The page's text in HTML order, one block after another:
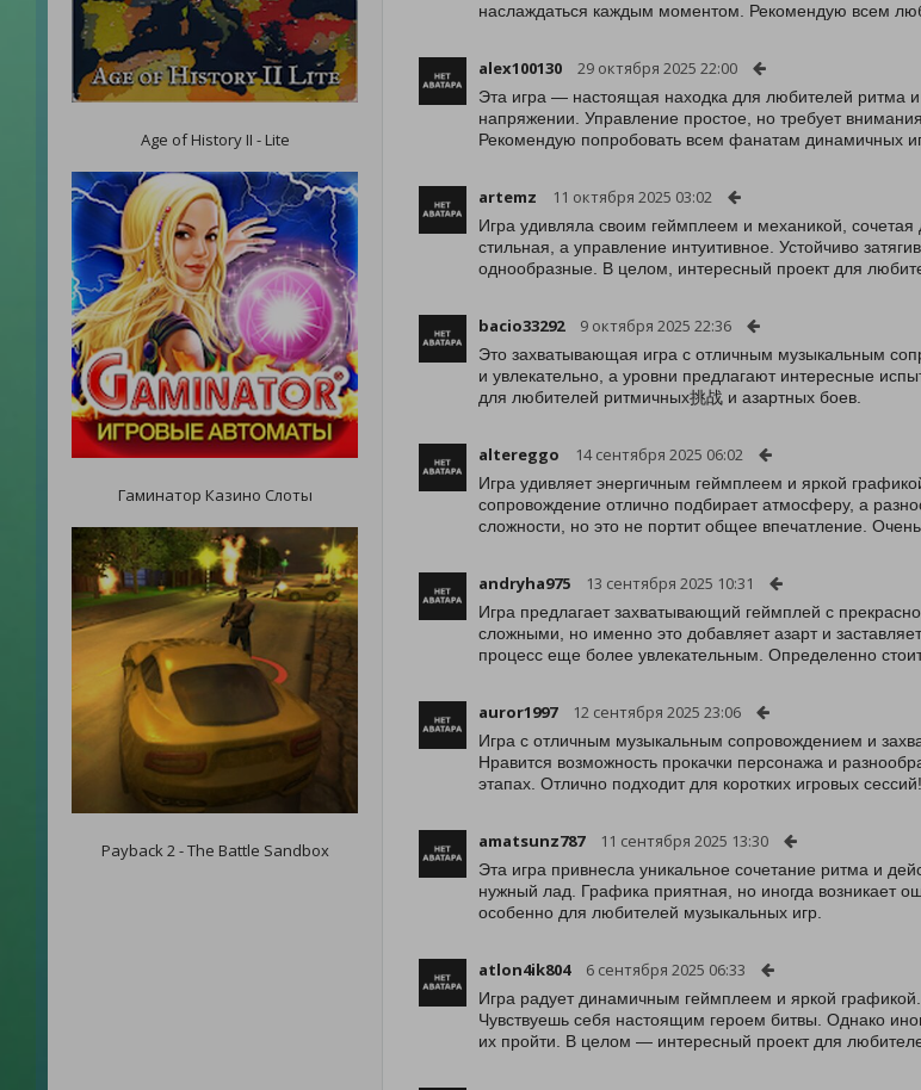
Age of History II - Lite
Гаминатор Казино Слоты
Payback 2 - The Battle Sandbox
наслаждаться каждым моментом. Рекомендую всем
alex100130 29 октября 2025 22:00
Эта игра — настоящая находка для любителей ритма
напряжении. Управление простое, но требует
Рекомендую попробовать всем фанатам динамичных
artemz 11 октября 2025 03:02
Игра удивляла своим геймплеем и механикой,
стильная, а управление интуитивное. Устойчиво
однообразные. В целом, интересный проект для
bacio33292 9 октября 2025 22:36
Это захватывающая игра с отличным музыкальным
и увлекательно, а уровни предлагают интересные
для любителей ритмичных挑战 и азартных боев.
altereggo 14 сентября 2025 06:02
Игра удивляет энергичным геймплеем и яркой
сопровождение отлично подбирает атмосферу, а
сложности, но это не портит общее впечатление.
andryha975 13 сентября 2025 10:31
Игра предлагает захватывающий геймплей с
сложными, но именно это добавляет азарт и
процесс еще более увлекательным. Определенно
auror1997 12 сентября 2025 23:06
Игра с отличным музыкальным сопровождением и
Нравится возможность прокачки персонажа и
этапах. Отлично подходит для коротких игровых сессий!
amatsunz787 11 сентября 2025 13:30
Эта игра привнесла уникальное сочетание ритма и
нужный лад. Графика приятная, но иногда возникает
особенно для любителей музыкальных игр.
atlon4ik804 6 сентября 2025 06:33
Игра радует динамичным геймплеем и яркой
Чувствуешь себя настоящим героем битвы. Однако
их пройти. В целом — интересный проект для